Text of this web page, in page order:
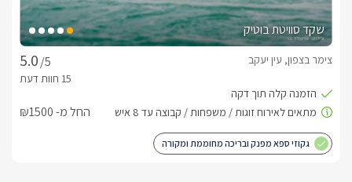
שקד סוויטת בוטיק
/5
צימר בצפון, עין יעקב
החל מ- ₪1500
גקוזי ספא מפנק ובריכה מחוממת ומקורה